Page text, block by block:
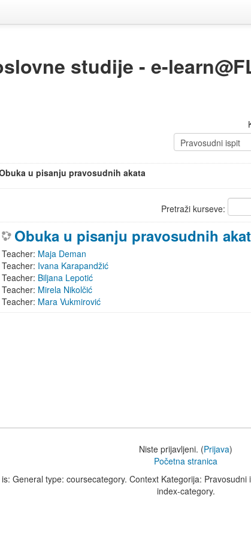
studije - e-
u pisanju pravosudnih akata
Pretraži kurseve:
Obuka u pisanju pravosudnih
Teacher: Maja Deman
Teacher: Ivana Karapandžić
Teacher: Biljana Lepotić
Teacher: Mirela Nikolčić
Teacher: Mara Vukmirović
Niste prijavljeni. (Prijava)
Početna stranica
General type: coursecategory. Context Kategorija:
index-category.